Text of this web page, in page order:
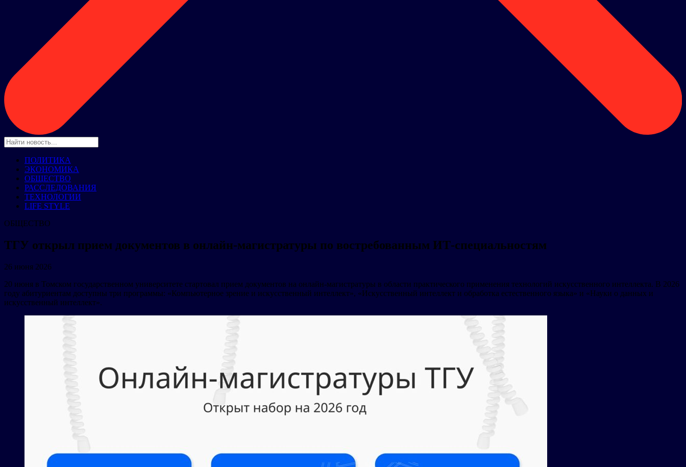
ПОЛИТИКА
ЭКОНОМИКА
ОБЩЕСТВО
РАССЛЕДОВАНИЯ
ТЕХНОЛОГИИ
LIFE STYLE
ОБЩЕСТВО
ТГУ открыл прием документов в онлайн-магистратуры по востребованным ИТ-специальностям
26 июня 2026
20 июня в Томском государственном университете стартовал прием документов на онлайн-магистратуры в области практического применения технологий искусственного интеллекта. В 2026
году абитуриентам доступны три программы: «Компьютерное зрение и искусственный интеллект», «Искусственный интеллект и обработка естественного языка» и «Науки о данных и
искусственный интеллект».